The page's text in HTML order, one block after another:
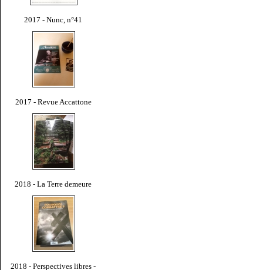
2017 - Nunc, n°41
2017 - Revue Accattone
2018 - La Terre demeure
2018 - Perspectives libres -